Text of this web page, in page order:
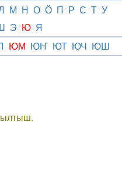
М Н О Ӧ П Р С Т У
Э Ю Я
ЮМ ЮҤ ЮТ ЮЧ ЮШ